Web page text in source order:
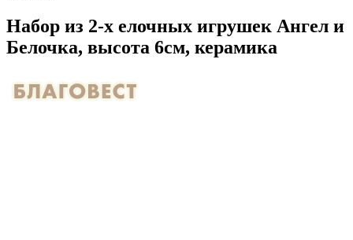
Набор из 2-х елочных игрушек Ангел и
Белочка, высота 6см, керамика